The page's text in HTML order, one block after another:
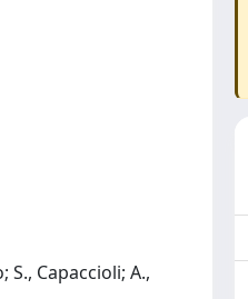
S., Capaccioli; A.,